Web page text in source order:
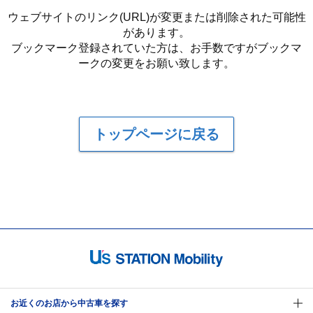
ウェブサイトのリンク(URL)が変更または削除された可能性
があります。
ブックマーク登録されていた方は、お手数ですがブックマ
ークの変更をお願い致します。
トップページに戻る
お近くのお店から中古車を探す